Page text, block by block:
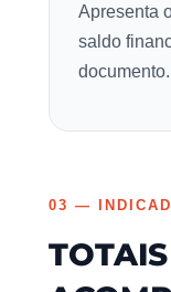
Apresenta
saldo
documento.
03 —